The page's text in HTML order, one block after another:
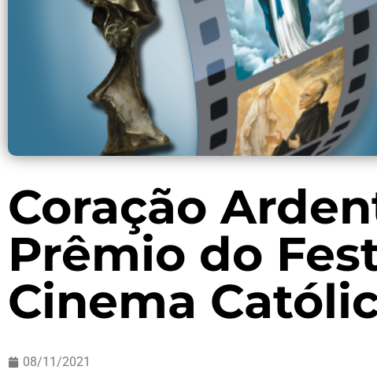
Coração
Prêmio do
Cinema
08/11/2021